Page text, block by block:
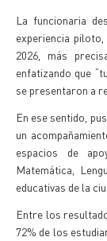
La funcionaria
experiencia
2026, más
enfatizando que
se presentaron a
En ese sentido,
un
espacios de
Matemática,
educativas de la
Entre los
72% de los